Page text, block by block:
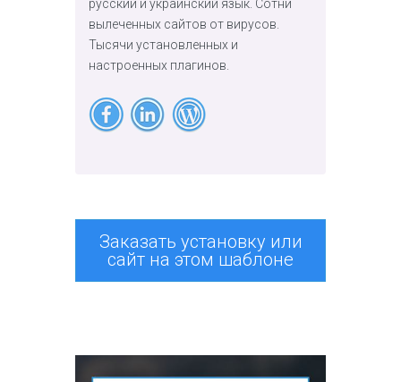
русский и украинский язык. Сотни
вылеченных сайтов от вирусов.
Тысячи установленных и
настроенных плагинов.
Заказать установку или
сайт на этом шаблоне